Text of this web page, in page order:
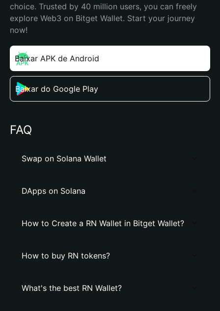
choice. Trusted by 40 million users, you can freely
explore Web3 on Bitget Wallet. Start your journey
now!
Baixar APK de Android
Baixar do Google Play
FAQ
Swap on Solana Wallet
DApps on Solana
How to Create a RN Wallet in Bitget Wallet?
How to buy RN tokens?
What's the best RN Wallet?